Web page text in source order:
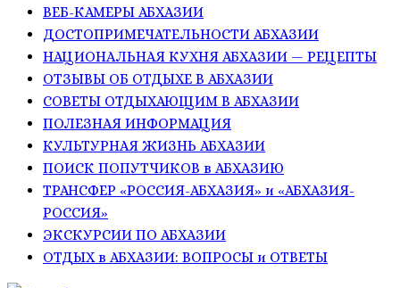
ВЕБ-КАМЕРЫ АБХАЗИИ
ДОСТОПРИМЕЧАТЕЛЬНОСТИ АБХАЗИИ
НАЦИОНАЛЬНАЯ КУХНЯ АБХАЗИИ — РЕЦЕПТЫ
ОТЗЫВЫ ОБ ОТДЫХЕ В АБХАЗИИ
СОВЕТЫ ОТДЫХАЮЩИМ В АБХАЗИИ
ПОЛЕЗНАЯ ИНФОРМАЦИЯ
КУЛЬТУРНАЯ ЖИЗНЬ АБХАЗИИ
ПОИСК ПОПУТЧИКОВ в АБХАЗИЮ
ТРАНСФЕР «РОССИЯ-АБХАЗИЯ» и «АБХАЗИЯ-
РОССИЯ»
ЭКСКУРСИИ ПО АБХАЗИИ
ОТДЫХ в АБХАЗИИ: ВОПРОСЫ и ОТВЕТЫ